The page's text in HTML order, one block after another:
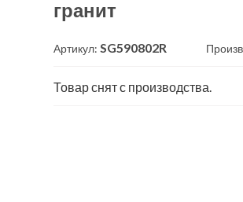
гранит
Артикул: SG590802R
Товар снят с производства.